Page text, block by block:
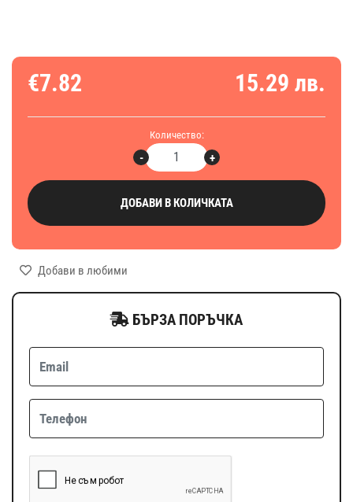
€7.82 15.29 лв.
Количество:
+
-
ДОБАВИ В КОЛИЧКАТА
Добави в любими
БЪРЗА ПОРЪЧКА